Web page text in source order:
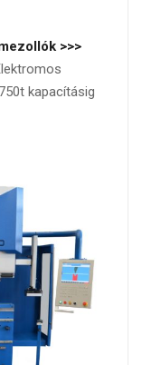
>>>
kapacításig